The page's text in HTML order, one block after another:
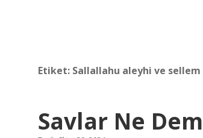
Etiket: Sallallahu aleyhi ve
Savlar Ne